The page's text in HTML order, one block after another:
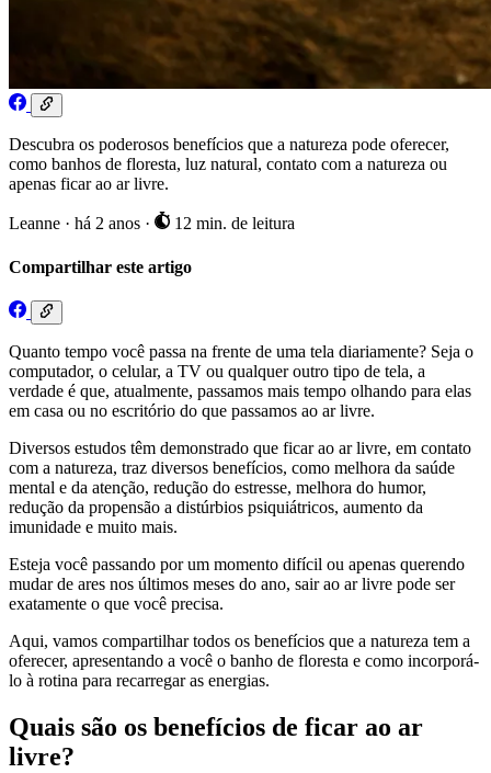
Descubra os poderosos benefícios que a natureza pode oferecer,
como banhos de floresta, luz natural, contato com a natureza ou
apenas ficar ao ar livre.
Leanne · há 2 anos · 12 min. de leitura
Compartilhar este artigo
Quanto tempo você passa na frente de uma tela diariamente? Seja o
computador, o celular, a TV ou qualquer outro tipo de tela, a
verdade é que, atualmente, passamos mais tempo olhando para elas
em casa ou no escritório do que passamos ao ar livre.
Diversos estudos têm demonstrado que ficar ao ar livre, em contato
com a natureza, traz diversos benefícios, como melhora da saúde
mental e da atenção, redução do estresse, melhora do humor,
redução da propensão a distúrbios psiquiátricos, aumento da
imunidade e muito mais.
Esteja você passando por um momento difícil ou apenas querendo
mudar de ares nos últimos meses do ano, sair ao ar livre pode ser
exatamente o que você precisa.
Aqui, vamos compartilhar todos os benefícios que a natureza tem a
oferecer, apresentando a você o banho de floresta e como incorporá-
lo à rotina para recarregar as energias.
Quais são os benefícios de ficar ao ar
livre?